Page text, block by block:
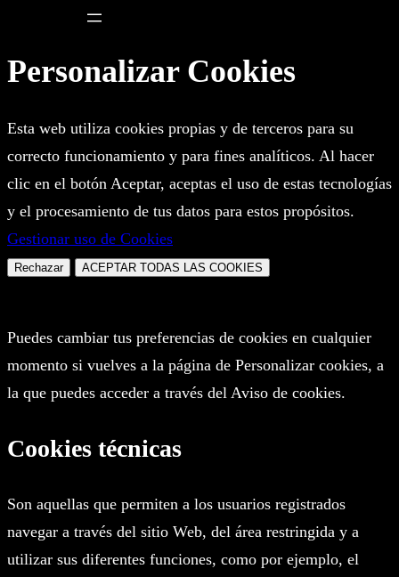
contenido
Personalizar Cookies
Esta web utiliza cookies propias y de terceros para su
correcto funcionamiento y para fines analíticos. Al hacer
clic en el botón Aceptar, aceptas el uso de estas tecnologías
y el procesamiento de tus datos para estos propósitos.
Gestionar uso de Cookies
Rechazar ACEPTAR TODAS LAS COOKIES
Puedes cambiar tus preferencias de cookies en cualquier
momento si vuelves a la página de Personalizar cookies, a
la que puedes acceder a través del Aviso de cookies.
Cookies técnicas
Son aquellas que permiten a los usuarios registrados
navegar a través del sitio Web, del área restringida y a
utilizar sus diferentes funciones, como por ejemplo, el